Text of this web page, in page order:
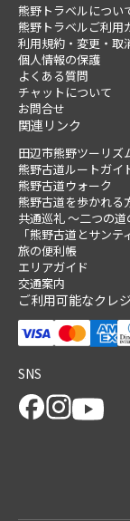
熊野トラベルについ
熊野トラベルご利用
利用規約・変更・取
個人情報の保護
よくある質問
チャットについて
お問合せ
関連リンク
田辺市熊野ツーリズ
熊野古道ルートガイ
熊野古道ウォーク
熊野古道を歩かれる
共通巡礼 ～二つの
「熊野古道とサン
旅の便利帳
エリアガイド
交通案内
ご利用可能なクレ
SNS